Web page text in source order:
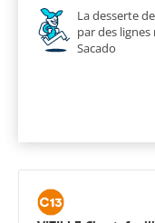
La desserte
par des
Sacado